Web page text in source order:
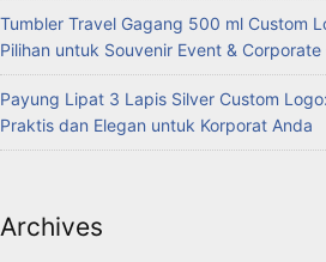
Tumbler Travel Gagang 500 ml Custom
Pilihan untuk Souvenir Event & Corporate
Payung Lipat 3 Lapis Silver Custom
Praktis dan Elegan untuk Korporat Anda
Archives